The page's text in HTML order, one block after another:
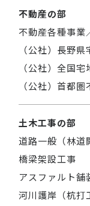
不動産の部
不動産各種事業
（公社）長野
（公社）全国
（公社）首都
土木工事の部
道路一般（林道
橋梁架設工事
アスファルト舗
河川護岸（杭打